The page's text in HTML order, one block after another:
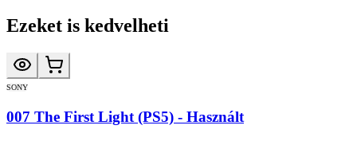
Ezeket is kedvelheti
SONY
007 The First Light (PS5) - Használt